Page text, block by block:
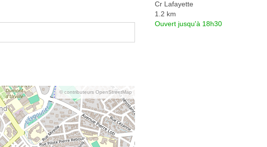
© contributeurs OpenStreetMap
Cr Lafayette
1.2 km
Ouvert jusqu'à 18h30